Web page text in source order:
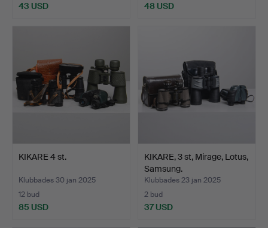
43 USD 48 USD
KIKARE 4 st.
Klubbades 30 jan 2025
12 bud
85 USD
KIKARE, 3 st, Mirage, Lotus,
Samsung.
Klubbades 23 jan 2025
2 bud
37 USD